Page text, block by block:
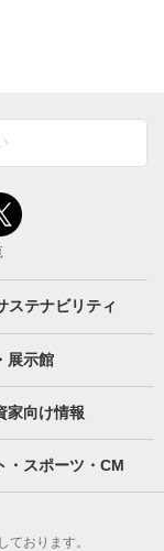
ステナビリティ
展示館
家向け情報
・スポーツ・CM
ております。